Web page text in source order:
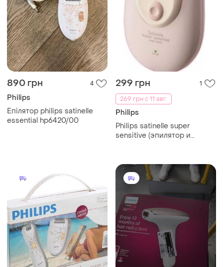
890 грн 4
Philips
Епілятор philips satinelle
essential hp6420/00
299 грн
1
269 грн с 11 авг.
Philips
Philips satinelle super
sensitive (эпилятор и